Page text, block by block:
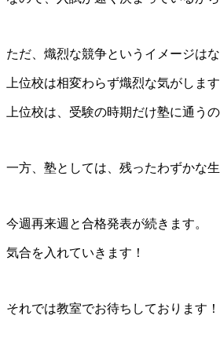
ただ、熾烈な競争というイメージは
上位校は相変わらず熾烈な気がします
上位校は、受験の時期だけ塾に通う
一方、塾としては、残ったわずかな
今週再来週と合格発表が続きます。
気合を入れていきます！
それでは教室でお待ちしております！